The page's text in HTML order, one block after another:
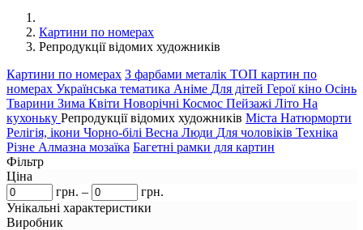
Картини по номерах
Репродукції відомих художників
Картини по номерах З фарбами металік ТОП картин по
номерах Українська тематика Аніме Для дітей Герої кіно Осінь
Тварини Зима Квіти Новорічні Космос Пейзажі Літо На
кухоньку Репродукції відомих художників Міста Натюрморти
Релігія, ікони Чорно-білі Весна Люди Для чоловіків Техніка
Різне Алмазна мозаїка Багетні рамки для картин
Фільтр
Ціна
грн. –
грн.
Унікальні характеристики
Виробник